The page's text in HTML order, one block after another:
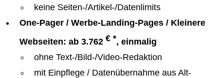
keine Seiten-/Artikel-/Datenlimits
One-Pager / Werbe-Landing-Pages / Kleinere
Webseiten: ab 3.762 € *, einmalig
ohne Text-/Bild-/Video-Redaktion
mit Einpflege / Datenübernahme aus Alt-